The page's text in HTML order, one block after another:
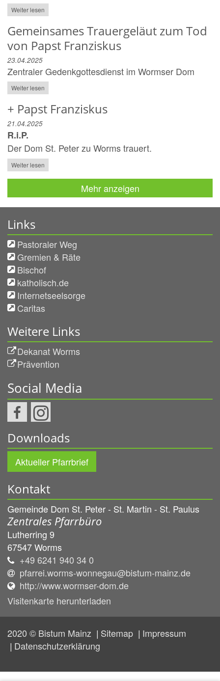
Weiter lesen
Gemeinsames Trauergeläut zum Tod
von Papst Franziskus
23.04.2025
Zentraler Gedenkgottesdienst im Wormser Dom
Weiter lesen
+ Papst Franziskus
21.04.2025
R.i.P.
Der Dom St. Peter zu Worms trauert.
Weiter lesen
Mehr anzeigen
Links
Pastoraler Weg
Gremien & Räte
Bischof
katholisch.de
Internetseelsorge
Caritas
Weitere Links
Dekanat Worms
Prävention
Social Media
Downloads
Aktueller Pfarrbrief
Kontakt
Gemeinde Dom St. Peter - St. Martin - St. Paulus
Zentrales Pfarrbüro
Lutherring 9
67547Worms
+49 6241 940 34 0
pfarrei.worms-wonnegau@bistum-mainz.de
http://www.wormser-dom.de
Visitenkarte herunterladen
2020 © Bistum Mainz Sitemap
Impressum
Datenschutzerklärung